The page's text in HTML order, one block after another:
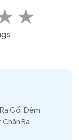
★
Gối Đệm
Ra